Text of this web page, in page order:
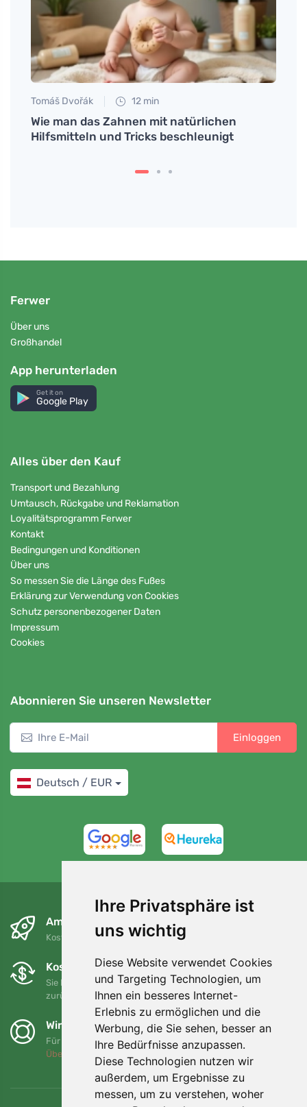
Ihre Privatsphäre ist
uns wichtig
Diese Website verwendet Cookies
und Targeting Technologien, um
Ihnen ein besseres Internet-
Erlebnis zu ermöglichen und die
Werbung, die Sie sehen, besser an
Ihre Bedürfnisse anzupassen.
Diese Technologien nutzen wir
außerdem, um Ergebnisse zu
messen, um zu verstehen, woher
Tomáš Dvořák 12 min
Wie man das Zahnen mit natürlichen
Hilfsmitteln und Tricks beschleunigt
Ferwer
Über uns
Großhandel
App herunterladen
Get it on
Google Play
Alles über den Kauf
Transport und Bezahlung
Umtausch, Rückgabe und Reklamation
Loyalitätsprogramm Ferwer
Kontakt
Bedingungen und Konditionen
Über uns
So messen Sie die Länge des Fußes
Erklärung zur Verwendung von Cookies
Schutz personenbezogener Daten
Impressum
Cookies
Abonnieren Sie unseren Newsletter
Einloggen
Deutsch / EUR
Am nächsten Tag und kostenlos
Kostenloser Versand für Bestellungen über 80 EUR
Kostenloser Umtausch und Rückgabe
Sie können Ihre Bestellung jederzeit innerhalb von 90 Tagen
zurückgeben oder umtauschen.
Wir unterstützen Trees.org
Für jede Bestellung pflanzen wir einen Baum! Mehr lesen
Über uns